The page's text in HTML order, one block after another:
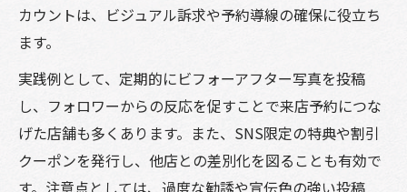
カウントは、ビジュアル訴求や予約導線の確保に役立ち
ます。
実践例として、定期的にビフォーアフター写真を投稿
し、フォロワーからの反応を促すことで来店予約につな
げた店舗も多くあります。また、SNS限定の特典や割引
クーポンを発行し、他店との差別化を図ることも有効で
す。注意点としては、過度な勧誘や宣伝色の強い投稿